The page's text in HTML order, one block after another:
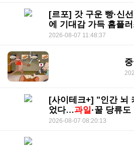
[르포] 갓 구운 빵·신선
에 기대감 가득 홈플
2026-08-07 11:48:37
[사이테크+] "인간 뇌
었다…과일 ·꿀 당류
2026-08-07 08:20:13